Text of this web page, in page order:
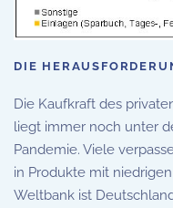
DIE
Die Kaufkraft des
liegt immer noch unter
Pandemie. Viele
in Produkte mit
Weltbank ist